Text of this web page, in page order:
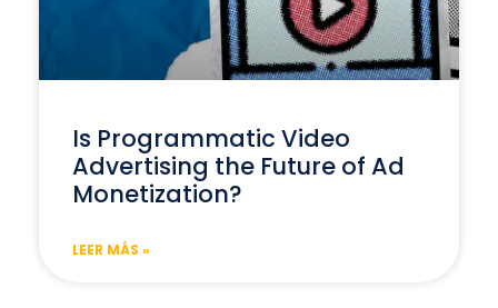
Is Programmatic Video
Advertising the Future of Ad
Monetization?
LEER MÁS »